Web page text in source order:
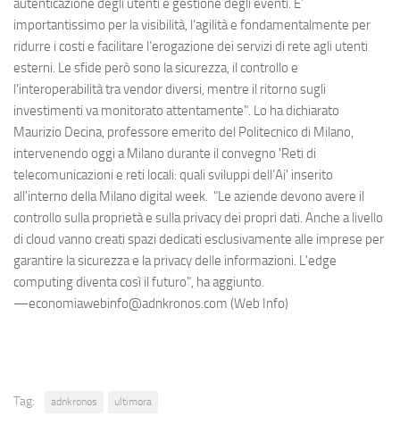
autenticazione degli utenti e gestione degli eventi. E'
importantissimo per la visibilità, l’agilità e fondamentalmente per
ridurre i costi e facilitare l’erogazione dei servizi di rete agli utenti
esterni. Le sfide però sono la sicurezza, il controllo e
l’interoperabilità tra vendor diversi, mentre il ritorno sugli
investimenti va monitorato attentamente". Lo ha dichiarato
Maurizio Decina, professore emerito del Politecnico di Milano,
intervenendo oggi a Milano durante il convegno 'Reti di
telecomunicazioni e reti locali: quali sviluppi dell’Ai' inserito
all'interno della Milano digital week. "Le aziende devono avere il
controllo sulla proprietà e sulla privacy dei propri dati. Anche a livello
di cloud vanno creati spazi dedicati esclusivamente alle imprese per
garantire la sicurezza e la privacy delle informazioni. L'edge
computing diventa così il futuro", ha aggiunto.
—economiawebinfo@adnkronos.com (Web Info)
Tag: adnkronos ultimora